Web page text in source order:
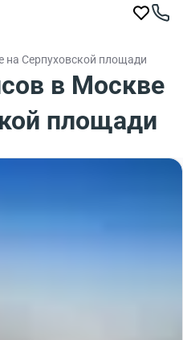
Серпуховской площади
в Москве
площади